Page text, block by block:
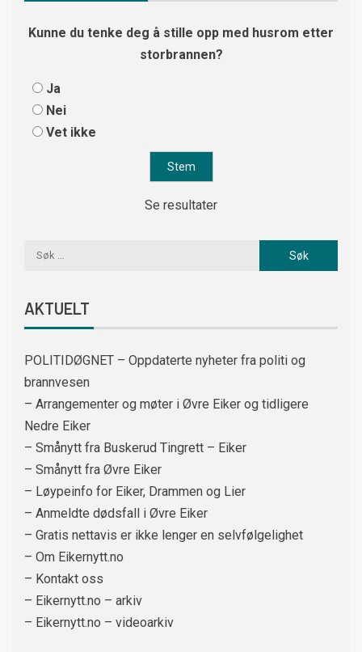
Kunne du tenke deg å stille opp med husrom etter
storbrannen?
Ja
Nei
Vet ikke
Se resultater
AKTUELT
POLITIDØGNET – Oppdaterte nyheter fra politi og
brannvesen
– Arrangementer og møter i Øvre Eiker og tidligere
Nedre Eiker
– Smånytt fra Buskerud Tingrett – Eiker
– Smånytt fra Øvre Eiker
– Løypeinfo for Eiker, Drammen og Lier
– Anmeldte dødsfall i Øvre Eiker
– Gratis nettavis er ikke lenger en selvfølgelighet
– Om Eikernytt.no
– Kontakt oss
– Eikernytt.no – arkiv
– Eikernytt.no – videoarkiv